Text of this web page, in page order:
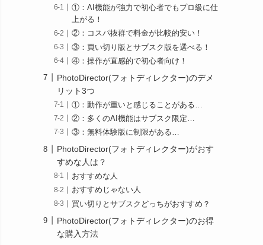
①：AI機能が強力で初心者でもプロ級に仕
上がる！
②：コスパ抜群で料金が比較的安い！
③：買い切り版とサブスク版を選べる！
④：操作が直感的で初心者向け！
PhotoDirector(フォトディレクター)のデメ
リット3つ
①：動作が重いと感じることがある…
②：多くのAI機能はサブスク限定…
③：無料体験版に制限がある…
PhotoDirector(フォトディレクター)がおす
すめな人は？
おすすめな人
おすすめじゃない人
買い切りとサブスクどっちがおすすめ？
PhotoDirector(フォトディレクター)のお得
な購入方法